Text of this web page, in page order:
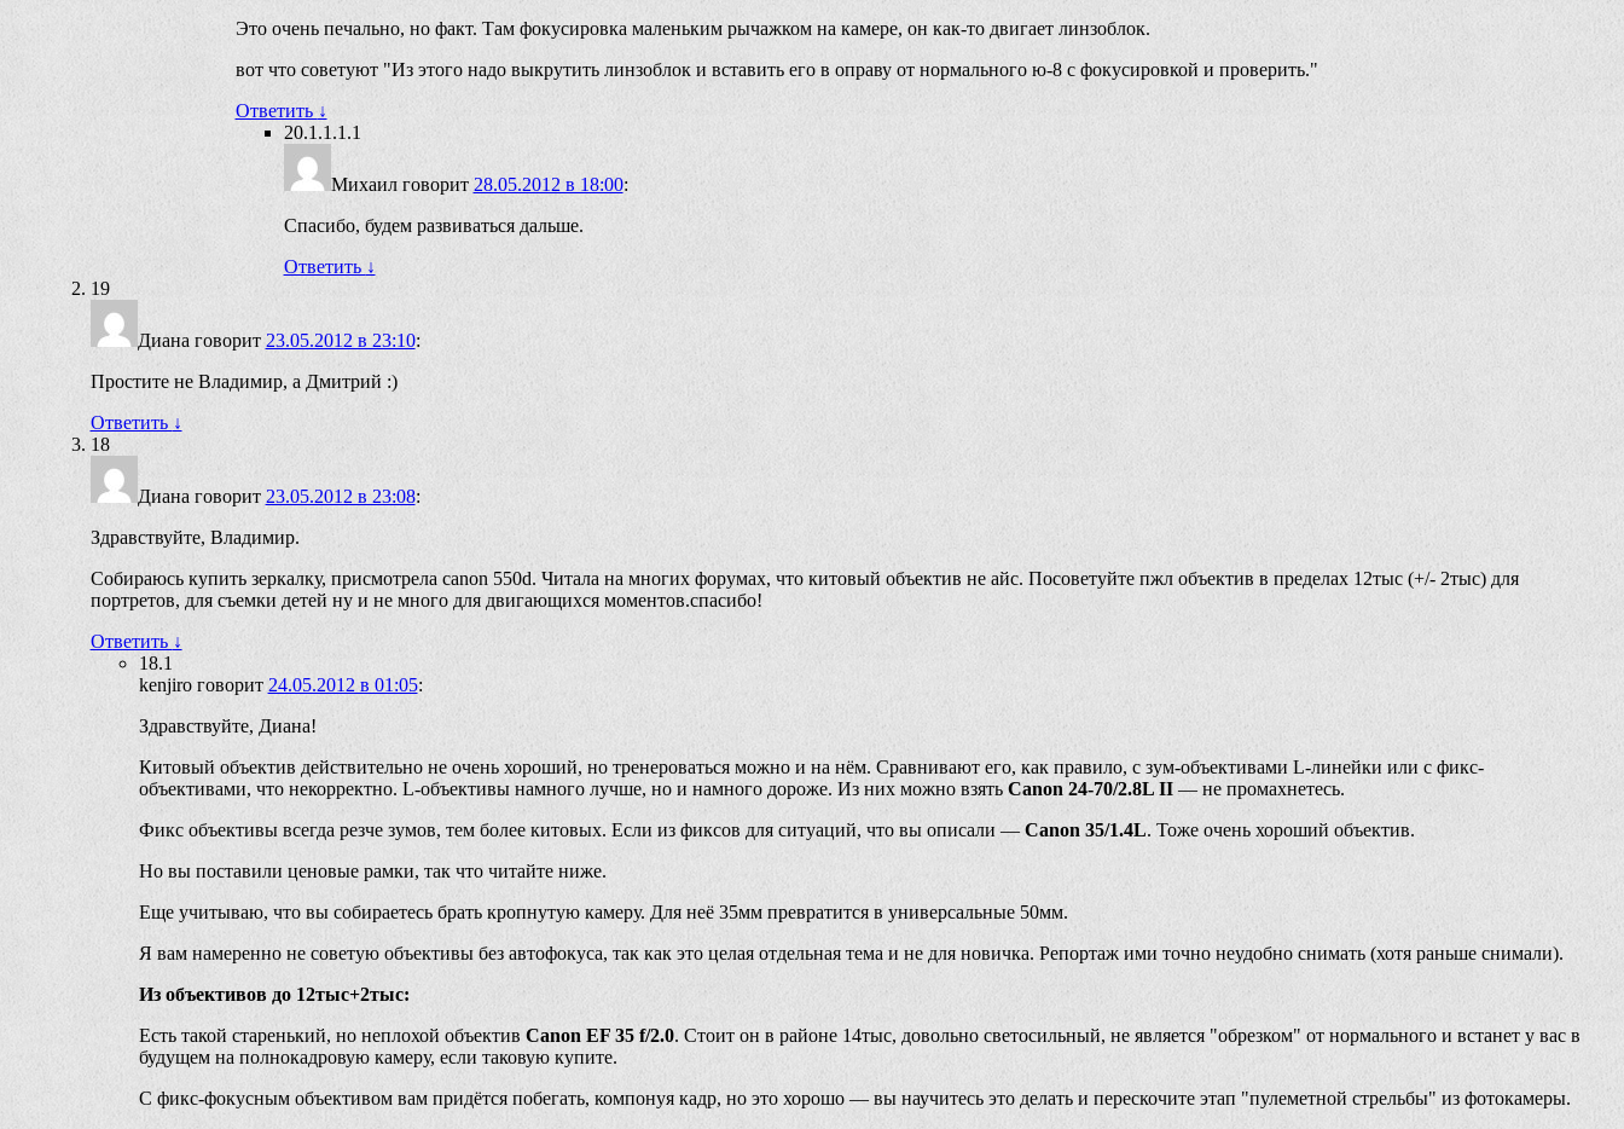
Это очень печально, но факт. Там фокусировка маленьким рычажком на камере, он как-то двигает линзоблок.
вот что советуют "Из этого надо выкрутить линзоблок и вставить его в оправу от нормального ю-8 с фокусировкой и проверить."
Ответить ↓
20.1.1.1.1
Михаил говорит 28.05.2012 в 18:00:
Спасибо, будем развиваться дальше.
Ответить ↓
19
Диана говорит 23.05.2012 в 23:10:
Простите не Владимир, а Дмитрий :)
Ответить ↓
18
Диана говорит 23.05.2012 в 23:08:
Здравствуйте, Владимир.
Собираюсь купить зеркалку, присмотрела canon 550d. Читала на многих форумах, что китовый объектив не айс. Посоветуйте пжл объектив в пределах 12тыс (+/- 2тыс) для
портретов, для съемки детей ну и не много для двигающихся моментов.спасибо!
Ответить ↓
18.1
kenjiro говорит 24.05.2012 в 01:05:
Здравствуйте, Диана!
Китовый объектив действительно не очень хороший, но тренероваться можно и на нём. Сравнивают его, как правило, с зум-объективами L-линейки или с фикс-
объективами, что некорректно. L-объективы намного лучше, но и намного дороже. Из них можно взять Canon 24-70/2.8L II— не промахнетесь.
Фикс объективы всегда резче зумов, тем более китовых. Если из фиксов для ситуаций, что вы описали —Canon 35/1.4L. Тоже очень хороший объектив.
Но вы поставили ценовые рамки, так что читайте ниже.
Еще учитываю, что вы собираетесь брать кропнутую камеру. Для неё 35мм превратится в универсальные 50мм.
Я вам намеренно не советую объективы без автофокуса, так как это целая отдельная тема и не для новичка. Репортаж ими точно неудобно снимать (хотя раньше снимали).
Из объективов до 12тыс+2тыс:
Есть такой старенький, но неплохой объектив Canon EF 35 f/2.0. Стоит он в районе 14тыс, довольно светосильный, не является "обрезком" от нормального и встанет у вас в
будущем на полнокадровую камеру, если таковую купите.
С фикс-фокусным объективом вам придётся побегать, компонуя кадр, но это хорошо — вы научитесь это делать и перескочите этап "пулеметной стрельбы" из фотокамеры.